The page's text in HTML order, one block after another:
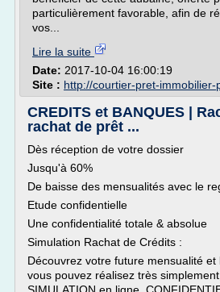
particulièrement favorable, afin de
vos...
Lire la suite
Date: 2017-10-04 16:00:19
Site : http://courtier-pret-immobilier-
CREDITS et BANQUES |
rachat de prêt ...
Dès réception de votre dossier
Jusqu'à 60%
De baisse des mensualités avec le
Etude confidentielle
Une confidentialité totale & absolue
Simulation Rachat de Crédits :
Découvrez votre future mensualité
vous pouvez réalisez très